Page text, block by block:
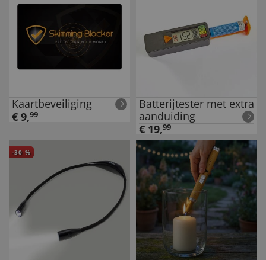
Kaartbeveiliging
€ 9,99
Batterijtester met extra
aanduiding
€ 19,99
-30 %